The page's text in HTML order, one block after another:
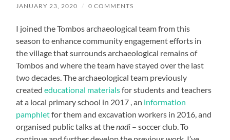
JANUARY 23, 2020 / 0 COMMENTS
I joined the Tombos archaeological team from this
season to enhance community engagement efforts in
the village that surrounds archaeological remains of
Tombos and where the team have stayed over the last
two decades. The archaeological team previously
creatededucational materialsfor students and teachers
at a local primary school in 2017 , an information
pamphletfor them and excavation workers in 2016, and
organised public talks at thenadi – soccer club. To